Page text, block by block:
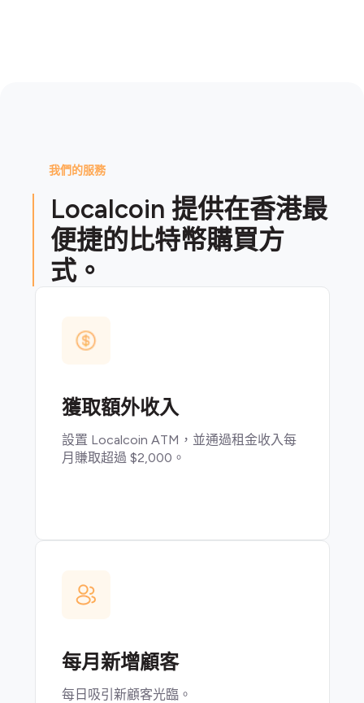
我們的服務
Localcoin 提供在香港最
便捷的比特幣購買方
式。
獲取額外收入
設置 Localcoin ATM，並通過租金收入每
月賺取超過 $2,000。
每月新增顧客
每日吸引新顧客光臨。